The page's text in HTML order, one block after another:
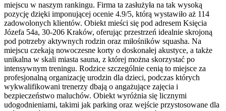
miejscu w naszym rankingu. Firma ta zasłużyła na tak wysoką
pozycję dzięki imponującej ocenie 4.9/5, którą wystawiło aż 114
zadowolonych klientów. Obiekt mieści się pod adresem Księcia
Józefa 54a, 30-206 Kraków, oferując przestrzeń idealnie skrojoną
pod potrzeby aktywnych rodzin oraz miłośników squasha. Na
miejscu czekają nowoczesne korty o doskonałej akustyce, a także
unikalna w skali miasta sauna, z której można skorzystać po
intensywnym treningu. Rodzice szczególnie cenią to miejsce za
profesjonalną organizację urodzin dla dzieci, podczas których
wykwalifikowani trenerzy dbają o angażujące zajęcia i
bezpieczeństwo maluchów. Obiekt wyróżnia się licznymi
udogodnieniami, takimi jak parking oraz wejście przystosowane dla